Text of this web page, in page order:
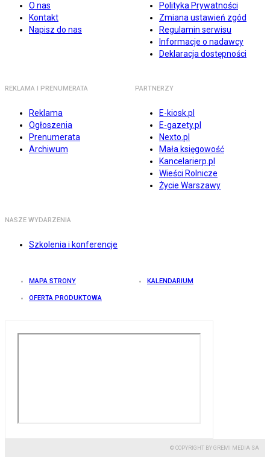
O nas
Kontakt
Napisz do nas
Polityka Prywatności
Zmiana ustawień zgód
Regulamin serwisu
Informacje o nadawcy
Deklaracja dostępności
REKLAMA I PRENUMERATA
Reklama
Ogłoszenia
Prenumerata
Archiwum
PARTNERZY
E-kiosk.pl
E-gazety.pl
Nexto.pl
Mała księgowość
Kancelarierp.pl
Wieści Rolnicze
Życie Warszawy
NASZE WYDARZENIA
Szkolenia i konferencje
MAPA STRONY KALENDARIUM
OFERTA PRODUKTOWA
© COPYRIGHT BY GREMI MEDIA SA